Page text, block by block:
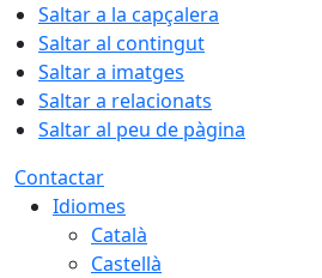
Saltar a la capçalera
Saltar al contingut
Saltar a imatges
Saltar a relacionats
Saltar al peu de pàgina
Contactar
Idiomes
Català
Castellà